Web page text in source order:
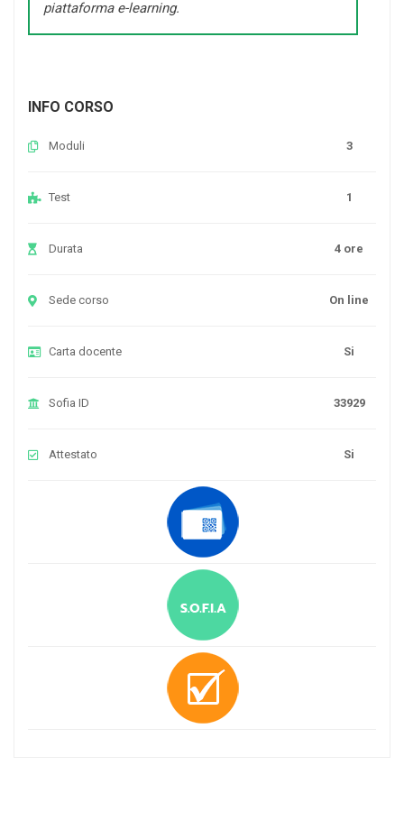
piattaforma e-learning.
INFO CORSO
Moduli 3
Test 1
Durata 4 ore
Sede corso On line
Carta docente Si
Sofia ID 33929
Attestato Si